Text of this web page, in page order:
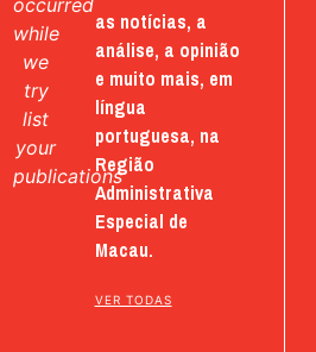
occurred
while
we
try
list
your
publications
as notícias, a
análise, a opinião
e muito mais, em
língua
portuguesa, na
Região
Administrativa
Especial de
Macau.
VER TODAS